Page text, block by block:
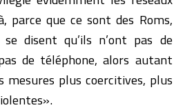
parce que ce sont des Roms,
disent qu’ils n’ont pas de
de téléphone, alors autant
mesures plus coercitives, plus